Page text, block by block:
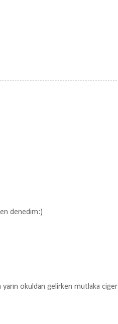
denedim:)
yarın okuldan gelirken mutlaka ciger